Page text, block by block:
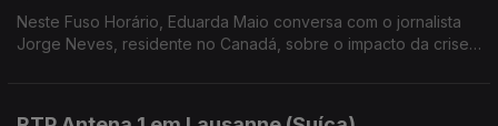
Neste Fuso Horário, Eduarda Maio conversa com o jornalista
Jorge Neves, residente no Canadá, sobre o impacto da crise